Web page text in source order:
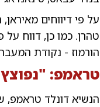
על פי דיווחים
טהרן. כמו כן, דווח
הורמוז - נקודת
טראמפ:
הנשיא דונלד טראמפ,